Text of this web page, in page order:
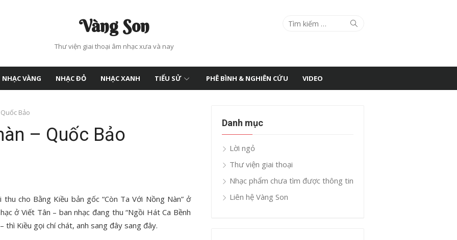
Vàng Son
Thư viện giai thoại âm nhạc xưa và nay
Search
Search
NHẠC VÀNG NHẠC ĐỎ NHẠC XANH TIỂU SỬ PHÊ BÌNH & NGHIÊN CỨU VIDEO
Bảo
– Quốc Bảo
cho Bằng Kiều bản gốc “Còn Ta Với Nồng Nàn” ở
ở Viết Tân – ban nhạc đang thu “Ngồi Hát Ca Bềnh
Kiều gọi chí chát, anh sang đây sang đây.
Danh mục
Lời ngỏ
Thư viện giai thoại
Nhạc phẩm chưa tìm được thông tin
Liên hệ Vàng Son